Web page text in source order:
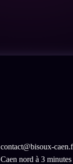
contact@bisoux-
Caen nord à 3